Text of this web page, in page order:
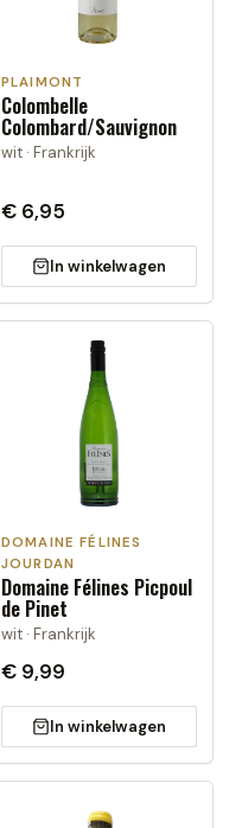
PLAIMONT
Colombelle
Colombard/Sauvignon
wit · Frankrijk
€ 6,95
In winkelwagen
DOMAINE FÉLINES
JOURDAN
Domaine Félines Picpoul
de Pinet
wit · Frankrijk
€ 9,99
In winkelwagen